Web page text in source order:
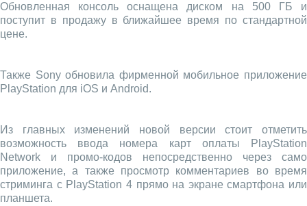
Обновленная консоль оснащена диском на 500 ГБ и
поступит в продажу в ближайшее время по стандартной
цене.
Также Sony обновила фирменной мобильное приложение
PlayStation для iOS и Android.
Из главных изменений новой версии стоит отметить
возможность ввода номера карт оплаты PlayStation
Network и промо-кодов непосредственно через само
приложение, а также просмотр комментариев во время
стриминга с PlayStation 4 прямо на экране смартфона или
планшета.